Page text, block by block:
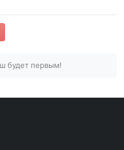
будет первым!